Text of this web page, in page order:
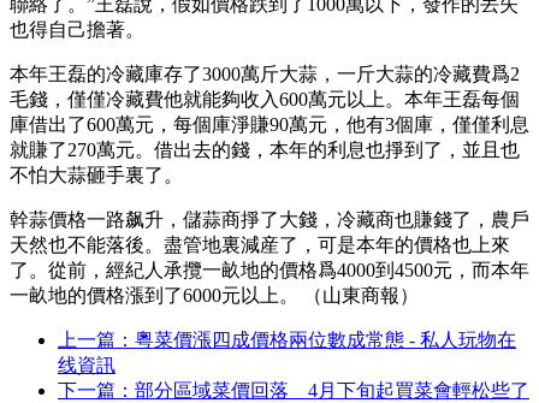
聯絡了。”王磊說，假如價格跌到了1000萬以下，發作的丟失
也得自己擔著。
本年王磊的冷藏庫存了3000萬斤大蒜，一斤大蒜的冷藏費爲2
毛錢，僅僅冷藏費他就能夠收入600萬元以上。本年王磊每個
庫借出了600萬元，每個庫淨賺90萬元，他有3個庫，僅僅利息
就賺了270萬元。借出去的錢，本年的利息也掙到了，並且也
不怕大蒜砸手裏了。
幹蒜價格一路飙升，儲蒜商掙了大錢，冷藏商也賺錢了，農戶
天然也不能落後。盡管地裏減産了，可是本年的價格也上來
了。從前，經紀人承攬一畝地的價格爲4000到4500元，而本年
一畝地的價格漲到了6000元以上。 （山東商報）
上一篇：粵菜價漲四成價格兩位數成常態 - 私人玩物在
线資訊
下一篇：部分區域菜價回落 4月下旬起買菜會輕松些了